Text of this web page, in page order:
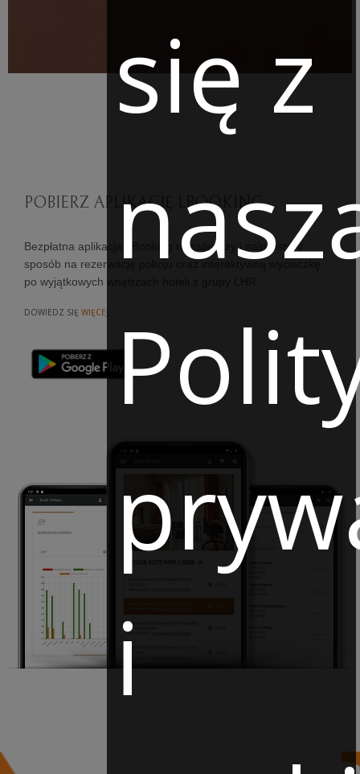
się z
i
POBIERZ APLIKACJĘ LBOOKING
Bezpłatna aplikacja LBooking to najlepszy i najprostszy
sposób na rezerwację pokoju oraz interaktywną wycieczkę
po wyjątkowych wnętrzach hoteli z grupy LHR.
DOWIEDZ SIĘ WIĘCEJ